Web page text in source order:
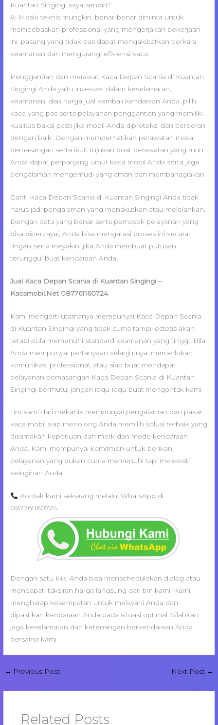
Kuantan Singingi saya sendiri?
A: Meski teknis mungkin, benar-benar diminta untuk
membebaskan professional yang mengerjakan pekerjaan
ini. pasang yang tidak pas dapat mengakibatkan perkara
keamanan dan mengurangi efisiensi kaca.
Penggantian dan merawat Kaca Depan Scania di Kuantan
Singingi Anda yaitu investasi dalam keselamatan,
keamanan, dan harga jual kembali kendaraan Anda. pilih
kaca yang pas serta pelayanan penggantian yang memiliki
kualitas bakal pasti jika mobil Anda diproteksi dan berperan
dengan baik. Dengan memperhatikan perawatan masa
pemasangan serta ikuti rujukan buat perawatan yang rutin,
Anda dapat perpanjang umur kaca mobil Anda serta jaga
pengalaman mengemudi yang aman dan membahagiakan.
Ganti Kaca Depan Scania di Kuantan Singingi Anda tidak
harus jadi pengalaman yang menakutkan atau melelahkan.
Dengan data yang benar serta pemasok pelayanan yang
bisa dipercayai, Anda bisa mengatasi proses ini secara
ringan serta meyakini jika Anda membuat putusan
terunggul buat kendaraan Anda.
Jual Kaca Depan Scania di Kuantan Singingi –
Kacamobil.Net 087761160724
Kami mengerti utamanya mempunyai Kaca Depan Scania
di Kuantan Singingi yang tidak cuma tampil estetis akan
tetapi pula memenuhi standard keamanan yang tinggi. Bila
Anda mempunyai pertanyaan selanjutnya, memerlukan
komunikasi professional, atau siap buat mendapat
pelayanan pemasangan Kaca Depan Scania di Kuantan
Singingi bermutu, jangan ragu-ragu buat mengontak kami.
Tim kami dari mekanik mempunyai pengalaman dan pakar
kaca mobil siap menolong Anda memilih solusi terbaik yang
disamakan keperluan dan merk dan mode kendaraan
Anda. Kami mempunyai komitmen untuk berikan
pelayanan yang bukan cuma memenuhi tapi melewati
keinginan Anda.
Kontak kami sekarang melalui WhatsApp di
087761160724
Dengan satu klik, Anda bisa menschedulekan dialog atau
mendapati taksiran harga langsung dari tim kami. Kami
mengharap kesempatan untuk melayani Anda dan
dipastikan kendaraan Anda pada situasi optimal. Silahkan
jaga keselamatan dan ketenangan berkendaraan Anda
bersama kami.
← Previous Post Next Post →
Related Posts